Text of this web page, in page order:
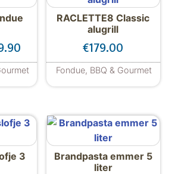
Prijsklasse: €19.90 tot €29.90
heeft meerdere variaties.
RACLETTE8 Classic
alugrill
€179.00
Fondue, BBQ & Gourmet
3
Brandpasta emmer 5
liter